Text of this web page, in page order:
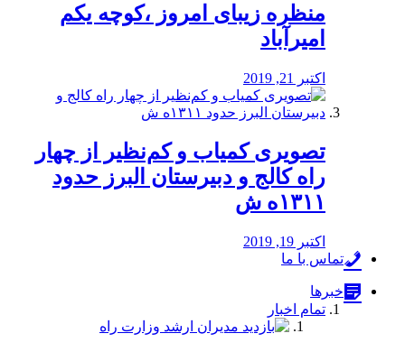
منظره‌‌ زیبای امروز ،کوچه یکم
امیرآباد
اکتبر 21, 2019
️تصویری کمیاب و کم‌نظیر از چهار
راه كالج و دبيرستان البرز حدود
۱۳۱۱ه ش
اکتبر 19, 2019
تماس با ما
خبرها
تمام اخبار